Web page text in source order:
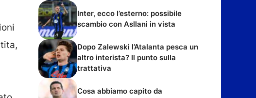
Inter, ecco l’esterno: possibile
scambio con Asllani in vista
Dopo Zalewski l’Atalanta pesca un
altro interista? Il punto sulla
trattativa
Cosa abbiamo capito da